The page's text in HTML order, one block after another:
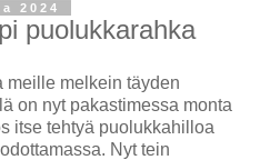
2024
puolukkarahka
meille melkein täyden
on nyt pakastimessa monta
itse tehtyä puolukkahilloa
Nyt tein